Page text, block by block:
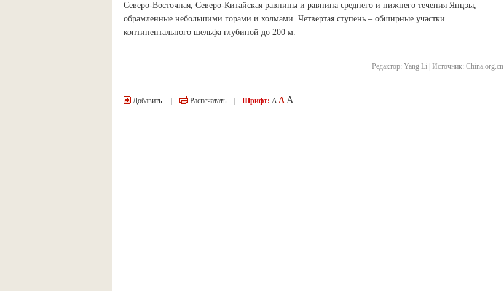
Северо-Восточная, Северо-Китайская равнины и равнина среднего и нижнего течения Янцзы,
обрамленные небольшими горами и холмами. Четвертая ступень – обширные участки
континентального шельфа глубиной до 200 м.
Редактор: Yang Li | Источник: China.org.cn
Добавить Распечатать Шрифт: A A A